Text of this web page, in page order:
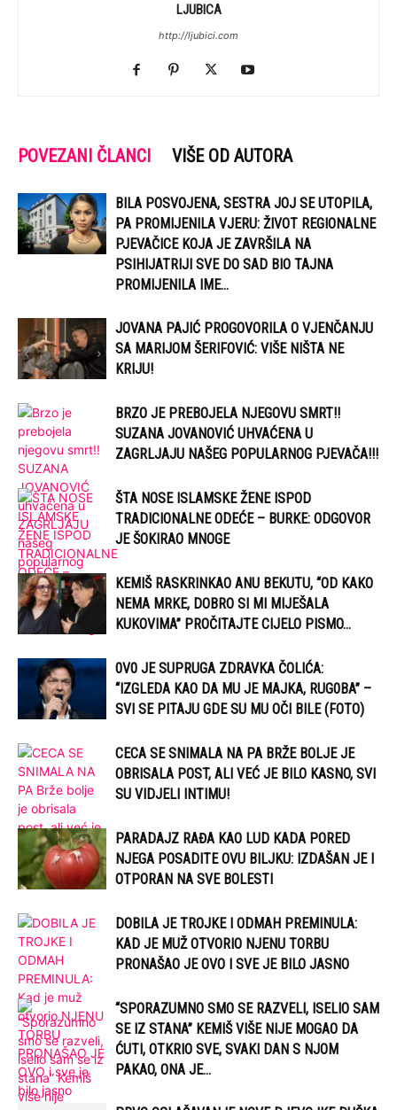
LJUBICA
http://ljubici.com
POVEZANI ČLANCI VIŠE OD AUTORA
BILA POSVOJENA, SESTRA JOJ SE UTOPILA,
PA PROMIJENILA VJERU: ŽIVOT REGIONALNE
PJEVAČICE KOJA JE ZAVRŠILA NA
PSIHIJATRIJI SVE DO SAD BIO TAJNA
PROMIJENILA IME...
JOVANA PAJIĆ PROGOVORILA O VJENČANJU
SA MARIJOM ŠERIFOVIĆ: VIŠE NIŠTA NE
KRIJU!
BRZO JE PREBOJELA NJEGOVU SMRT!!
SUZANA JOVANOVIĆ UHVAĆENA U
ZAGRLJAJU NAŠEG POPULARNOG PJEVAČA!!!
ŠTA NOSE ISLAMSKE ŽENE ISPOD
TRADICIONALNE ODEĆE – BURKE: ODGOVOR
JE ŠOKIRAO MNOGE
KEMIŠ RASKRINKAO ANU BEKUTU, “OD KAKO
NEMA MRKE, DOBRO SI MI MIJEŠALA
KUKOVIMA” PROČITAJTE CIJELO PISMO…
0V0 JE SUPRUGA ZDRAVKA ČOLIĆA:
“IZGLEDA KAO DA MU JE MAJKA, RUG0BA” –
SVI SE PITAJU GDE SU MU OČI BILE (FOTO)
CECA SE SNIMALA NA PA BRŽE BOLJE JE
OBRISALA POST, ALI VEĆ JE BILO KASNO, SVI
SU VIDJELI INTIMU!
PARADAJZ RAĐA KAO LUD KADA PORED
NJEGA POSADITE OVU BILJKU: IZDAŠAN JE I
OTPORAN NA SVE BOLESTI
DOBILA JE TROJKE I ODMAH PREMINULA:
KAD JE MUŽ OTVORIO NJENU TORBU
PRONAŠAO JE OVO I SVE JE BILO JASNO
“SPORAZUMNO SMO SE RAZVELI, ISELIO SAM
SE IZ STANA” KEMIŠ VIŠE NIJE MOGAO DA
ĆUTI, OTKRIO SVE, SVAKI DAN S NJOM
PAKAO, ONA JE...